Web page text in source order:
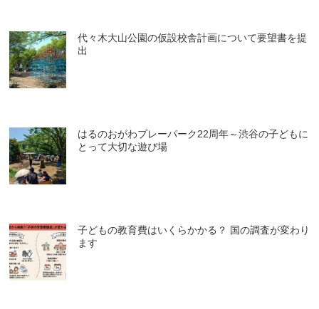
代々木大山公園の仮設校舎計画について要望書を提
出
はるのおがわプレーパーク22周年～渋谷の子どもに
とって大切な遊び場
子どもの教育費はいくらかかる？ 国の調査が変わり
ます